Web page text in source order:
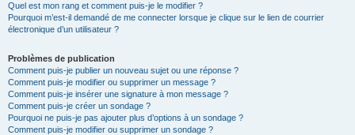
Quel est mon rang et comment puis-je le modifier ?
Pourquoi m’est-il demandé de me connecter lorsque je clique sur le lien de courrier
électronique d’un utilisateur ?
Problèmes de publication
Comment puis-je publier un nouveau sujet ou une réponse ?
Comment puis-je modifier ou supprimer un message ?
Comment puis-je insérer une signature à mon message ?
Comment puis-je créer un sondage ?
Pourquoi ne puis-je pas ajouter plus d’options à un sondage ?
Comment puis-je modifier ou supprimer un sondage ?